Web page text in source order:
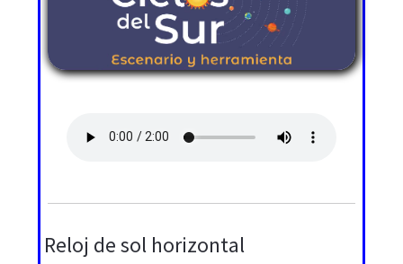
Reloj de sol horizontal